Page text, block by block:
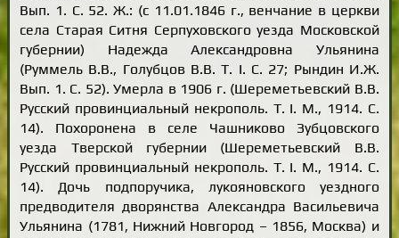
Вып. 1. С. 52. Ж.: (с 11.01.1846 г., венчание в церкви
села Старая Ситня Серпуховского уезда Московской
губернии) Надежда Александровна Ульянина
(Руммель В.В., Голубцов В.В. Т. I. С. 27; Рындин И.Ж.
Вып. 1. С. 52). Умерла в 1906 г. (Шереметьевский В.В.
Русский провинциальный некрополь. Т. I. М., 1914. С.
14). Похоронена в селе Чашниково Зубцовского
уезда Тверской губернии (Шереметьевский В.В.
Русский провинциальный некрополь. Т. I. М., 1914. С.
14). Дочь подпоручика, лукояновского уездного
предводителя дворянства Александра Васильевича
Ульянина (1781, Нижний Новгород – 1856, Москва) и